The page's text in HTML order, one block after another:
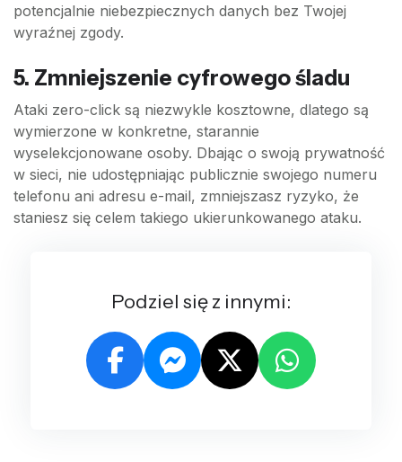
potencjalnie niebezpiecznych danych bez Twojej
wyraźnej zgody.
5. Zmniejszenie cyfrowego śladu
Ataki zero-click są niezwykle kosztowne, dlatego są
wymierzone w konkretne, starannie
wyselekcjonowane osoby. Dbając o swoją prywatność
w sieci, nie udostępniając publicznie swojego numeru
telefonu ani adresu e-mail, zmniejszasz ryzyko, że
staniesz się celem takiego ukierunkowanego ataku.
Podziel się z innymi: